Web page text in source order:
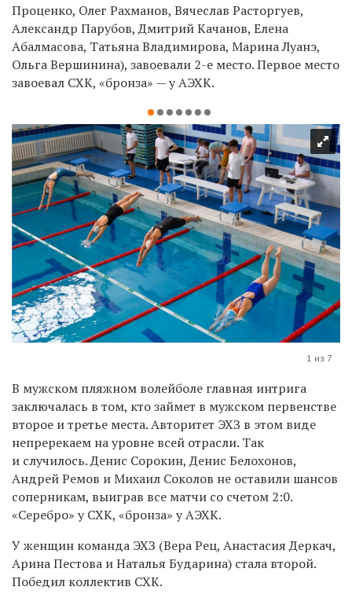
Проценко, Олег Рахманов, Вячеслав Расторгуев,
Александр Парубов, Дмитрий Качанов, Елена
Абалмасова, Татьяна Владимирова, Марина Луанэ,
Ольга Вершинина), завоевали 2-е место. Первое место
завоевал СХК, «бронза» — у АЭХК.
1 из 7
В мужском пляжном волейболе главная интрига
заключалась в том, кто займет в мужском первенстве
второе и третье места. Авторитет ЭХЗ в этом виде
непререкаем на уровне всей отрасли. Так
и случилось. Денис Сорокин, Денис Белохонов,
Андрей Ремов и Михаил Соколов не оставили шансов
соперникам, выиграв все матчи со счетом 2:0.
«Серебро» у СХК, «бронза» у АЭХК.
У женщин команда ЭХЗ (Вера Рец, Анастасия Деркач,
Арина Пестова и Наталья Бударина) стала второй.
Победил коллектив СХК.